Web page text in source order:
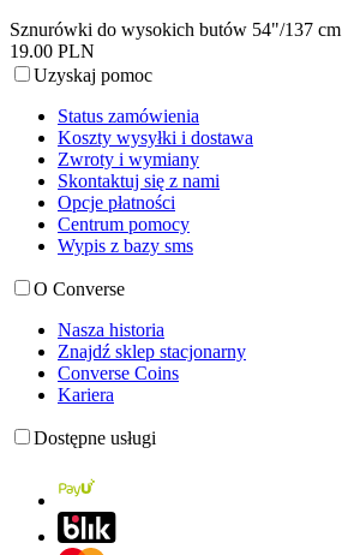
Sznurówki do wysokich butów 54"/137 cm
19.00 PLN
Uzyskaj pomoc
Status zamówienia
Koszty wysyłki i dostawa
Zwroty i wymiany
Skontaktuj się z nami
Opcje płatności
Centrum pomocy
Wypis z bazy sms
O Converse
Nasza historia
Znajdź sklep stacjonarny
Converse Coins
Kariera
Dostępne usługi